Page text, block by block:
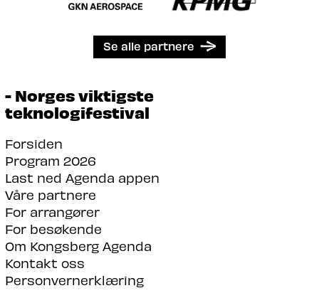
Se alle partnere
- Norges viktigste
teknologifestival
Forsiden
Program 2026
Last ned Agenda appen
Våre partnere
For arrangører
For besøkende
Om Kongsberg Agenda
Kontakt oss
Personvernerklæring